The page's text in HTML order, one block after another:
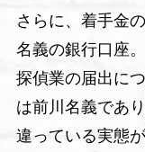
さらに、着手金
名義の銀行口座。
探偵業の届出に
は前川名義であ
違っている実態